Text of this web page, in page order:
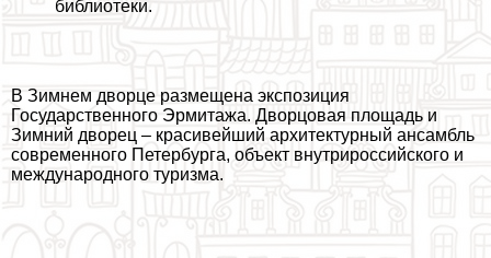
библиотеки.
В Зимнем дворце размещена экспозиция
Государственного Эрмитажа. Дворцовая площадь и
Зимний дворец – красивейший архитектурный ансамбль
современного Петербурга, объект внутрироссийского и
международного туризма.